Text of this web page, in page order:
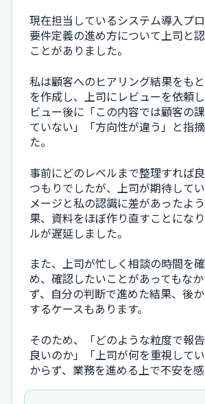
現在担当しているシステム導入プロ
要件定義の進め方について上司と
ことがありました。
私は顧客へのヒアリング結果をも
を作成し、上司にレビューを依頼
ビュー後に「この内容では顧客の
ていない」「方向性が違う」と指
た。
事前にどのレベルまで整理すれば
つもりでしたが、上司が期待して
メージと私の認識に差があったよ
果、資料をほぼ作り直すことにな
ルが遅延しました。
また、上司が忙しく相談の時間を
め、確認したいことがあってもな
ず、自分の判断で進めた結果、後
するケースもあります。
そのため、「どのような粒度で報
良いのか」「上司が何を重視して
からず、業務を進める上で不安を感